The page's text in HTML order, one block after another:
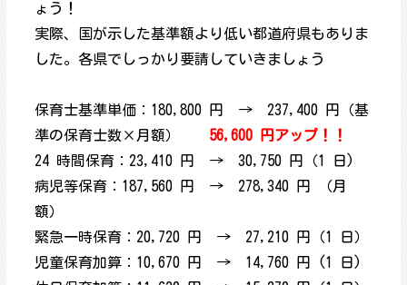
ょう！
実際、国が示した基準額より低い都道府県もありま
した。各県でしっかり要請していきましょう
保育士基準単価：180,800 円 → 237,400 円（基
準の保育士数×月額） 56,600 円アップ！！
24 時間保育：23,410 円 → 30,750 円（1 日)
病児等保育：187,560 円 → 278,340 円 （月
額）
緊急一時保育：20,720 円 → 27,210 円（1 日）
児童保育加算：10,670 円 → 14,760 円 (1 日)